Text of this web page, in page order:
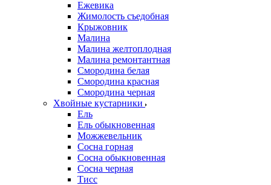
Ежевика
Жимолость съедобная
Крыжовник
Малина
Малина желтоплодная
Малина ремонтантная
Смородина белая
Смородина красная
Смородина черная
Хвойные кустарники
Ель
Ель обыкновенная
Можжевельник
Сосна горная
Сосна обыкновенная
Сосна черная
Тисс